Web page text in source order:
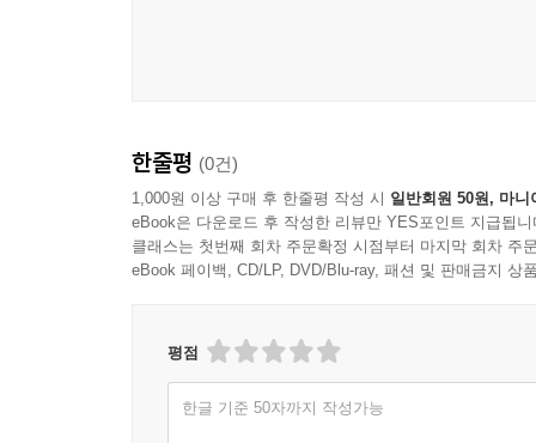
한줄평 (0건)
1,000원 이상 구매 후 한줄평 작성 시 일반회원 50원, 마니
eBook은 다운로드 후 작성한 리뷰만 YES포인트 지급됩니
클래스는 첫번째 회차 주문확정 시점부터 마지막 회차 주
eBook 페이백, CD/LP, DVD/Blu-ray, 패션 및 판매금지 상
평점
한글 기준 50자까지 작성가능